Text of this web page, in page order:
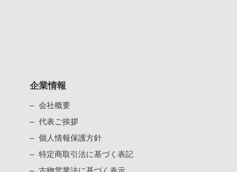
企業情報
会社概要
代表ご挨拶
個⼈情報保護⽅針
特定商取引法に基づく表記